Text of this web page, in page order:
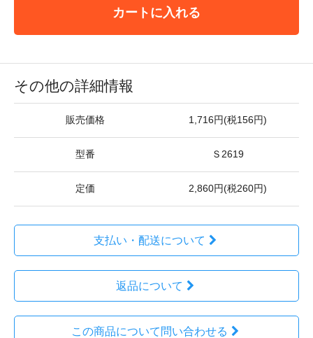
カートに入れる
その他の詳細情報
販売価格 1,716円(税156円)
型番 Ｓ2619
定価 2,860円(税260円)
支払い・配送について
返品について
この商品について問い合わせる